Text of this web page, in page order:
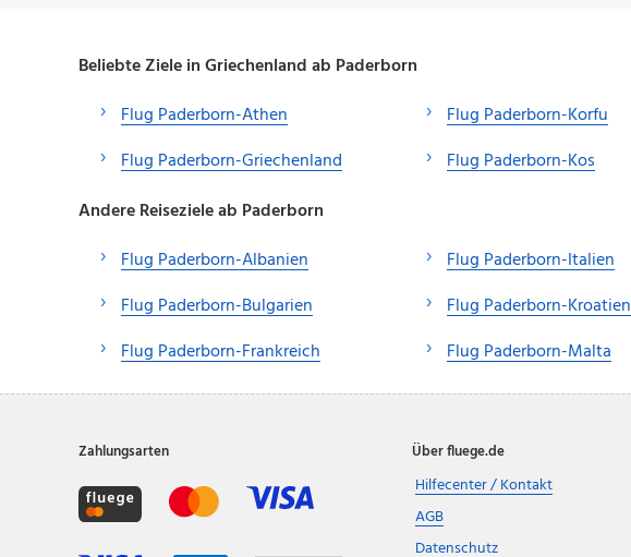
Beliebte Ziele in Griechenland ab Paderborn
Flug Paderborn-Athen
Flug Paderborn-Griechenland
Flug Paderborn-Korfu
Flug Paderborn-Kos
Andere Reiseziele ab Paderborn
Flug Paderborn-Albanien
Flug Paderborn-Bulgarien
Flug Paderborn-Frankreich
Flug Paderborn-Italien
Flug Paderborn-Kroatien
Flug Paderborn-Malta